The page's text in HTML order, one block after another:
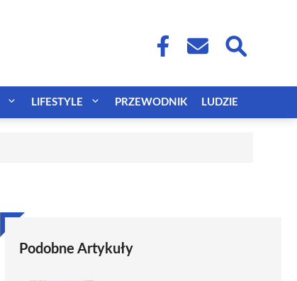
LIFESTYLE PRZEWODNIK LUDZIE
Podobne Artykuły